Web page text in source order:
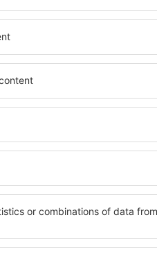
Olomouc –
O varietate de
elementele cheie ale
bune hoteluri din
pentru servicii și o
cazare cu standarde
apropiere de
folosi parcarea
care să corespundă
cu standarde ȋnalte
precum spa și
cazare în Olomouc
și persoane aflate în
companii care doresc